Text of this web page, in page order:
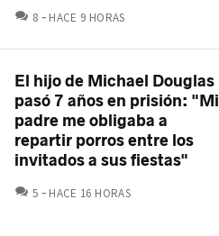
8 COMENTARIOS
HACE 9 HORAS
El hijo de Michael Douglas
pasó 7 años en prisión: "Mi
padre me obligaba a
repartir porros entre los
invitados a sus fiestas"
5 COMENTARIOS
HACE 16 HORAS